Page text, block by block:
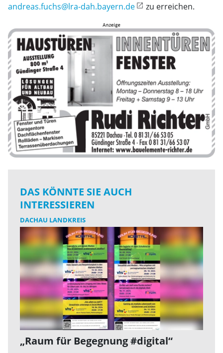
andreas.fuchs@lra-dah.bayern.de
zu erreichen.
DAS KÖNNTE SIE AUCH
INTERESSIEREN
DACHAU LANDKREIS
„Raum für Begegnung #digital“